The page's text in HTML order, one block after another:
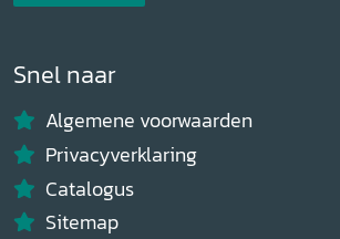
Snel naar
Algemene voorwaarden
Privacyverklaring
Catalogus
Sitemap